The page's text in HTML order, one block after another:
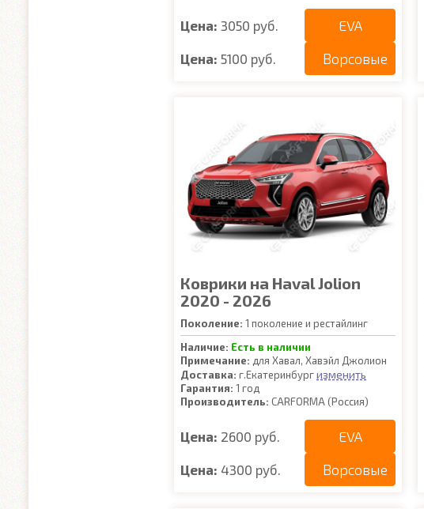
Цена: 3050 руб. EVA
Цена: 5100 руб. Ворсовые
Коврики на Haval Jolion
2020 - 2026
Поколение: 1 поколение и рестайлинг
Наличие: Есть в наличии
Примечание: для Хавал, Хавэйл Джолион
Доставка: г.Екатеринбургизменить
Гарантия: 1 год
Производитель: CARFORMA (Россия)
Цена: 2600 руб. EVA
Цена: 4300 руб. Ворсовые